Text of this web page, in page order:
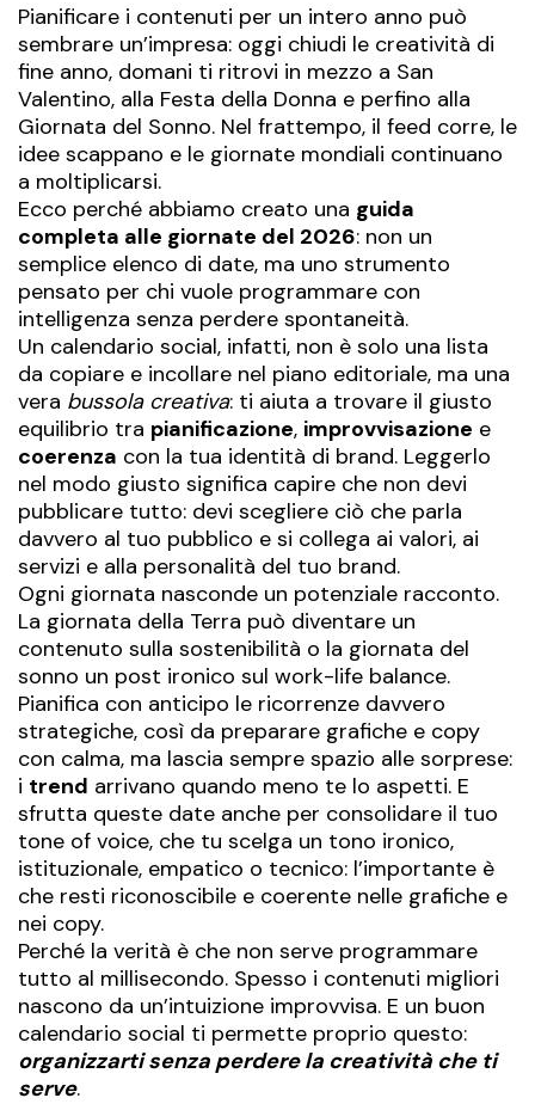
Pianificare i contenuti per un intero anno può
sembrare un’impresa: oggi chiudi le creatività di
fine anno, domani ti ritrovi in mezzo a San
Valentino, alla Festa della Donna e perfino alla
Giornata del Sonno. Nel frattempo, il feed corre, le
idee scappano e le giornate mondiali continuano
a moltiplicarsi.
Ecco perché abbiamo creato una guida
completa alle giornate del 2026: non un
semplice elenco di date, ma uno strumento
pensato per chi vuole programmare con
intelligenza senza perdere spontaneità.
Un calendario social, infatti, non è solo una lista
da copiare e incollare nel piano editoriale, ma una
vera bussola creativa: ti aiuta a trovare il giusto
equilibrio tra pianificazione, improvvisazione e
coerenza con la tua identità di brand. Leggerlo
nel modo giusto significa capire che non devi
pubblicare tutto: devi scegliere ciò che parla
davvero al tuo pubblico e si collega ai valori, ai
servizi e alla personalità del tuo brand.
Ogni giornata nasconde un potenziale racconto.
La giornata della Terra può diventare un
contenuto sulla sostenibilità o la giornata del
sonno un post ironico sul work-life balance.
Pianifica con anticipo le ricorrenze davvero
strategiche, così da preparare grafiche e copy
con calma, ma lascia sempre spazio alle sorprese:
i trend arrivano quando meno te lo aspetti. E
sfrutta queste date anche per consolidare il tuo
tone of voice, che tu scelga un tono ironico,
istituzionale, empatico o tecnico: l’importante è
che resti riconoscibile e coerente nelle grafiche e
nei copy.
Perché la verità è che non serve programmare
tutto al millisecondo. Spesso i contenuti migliori
nascono da un’intuizione improvvisa. E un buon
calendario social ti permette proprio questo:
organizzarti senza perdere la creatività che ti
serve.